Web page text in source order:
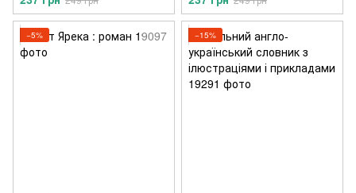
−5% −15%